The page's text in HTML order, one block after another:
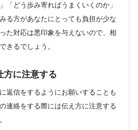
「どう歩み寄ればうまくいくのか」
る方があなたにとっても負担が少な
た対応は悪印象を与えないので、相
きるでしょう。
に注意する
返信をするようにお願いすることも
連絡をする際には伝え方に注意する